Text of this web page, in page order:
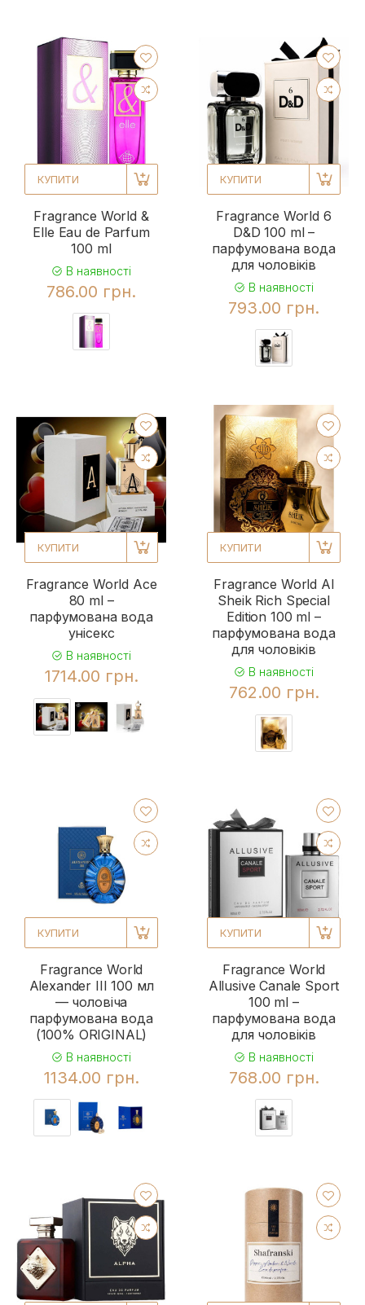
КУПИТИ
Fragrance World &
Elle Eau de Parfum
100 ml
В наявності
786.00 грн.
КУПИТИ
Fragrance World 6
D&D 100 ml –
парфумована вода
для чоловіків
В наявності
793.00 грн.
КУПИТИ
Fragrance World Ace
80 ml –
парфумована вода
унісекс
В наявності
1714.00 грн.
КУПИТИ
Fragrance World Al
Sheik Rich Special
Edition 100 ml –
парфумована вода
для чоловіків
В наявності
762.00 грн.
КУПИТИ
Fragrance World
Alexander III 100 мл
— чоловіча
парфумована вода
(100% ORIGINAL)
В наявності
1134.00 грн.
КУПИТИ
Fragrance World
Allusive Canale Sport
100 ml –
парфумована вода
для чоловіків
В наявності
768.00 грн.